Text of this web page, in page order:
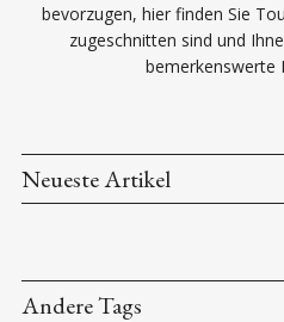
bevorzugen, hier finden Sie
zugeschnitten sind und
bemerkenswerte
Neueste Artikel
Andere Tags